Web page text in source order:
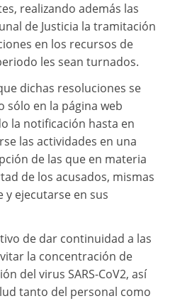
realizando además las
de Justicia la tramitación
en los recursos de
les sean turnados.
dichas resoluciones se
en la página web
la notificación hasta en
las actividades en una
de las que en materia
de los acusados, mismas
ejecutarse en sus
de dar continuidad a las
la concentración de
del virus SARS-CoV2, así
tanto del personal como